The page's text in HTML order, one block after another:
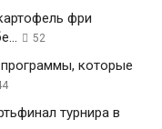
фри
52
которые
турнира в